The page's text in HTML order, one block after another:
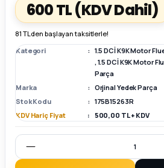
Parça
Parça
Parça
600 TL(KDV Dahil)
81 TL den başlayan taksitlerle!
Kategori
1.5 DCİ K9K Motor
,1.5 DCİ K9K Motor
Parça
Marka
Orjinal Yedek Parça
Stok Kodu
175B15263R
KDV Hariç Fiyat
500,00 TL + KDV